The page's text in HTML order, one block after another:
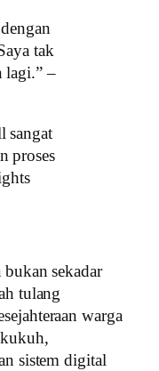
tak
lagi.” –
sangat
proses
sekadar
tulang
warga
sistem digital